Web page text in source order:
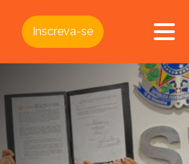
Inscreva-se